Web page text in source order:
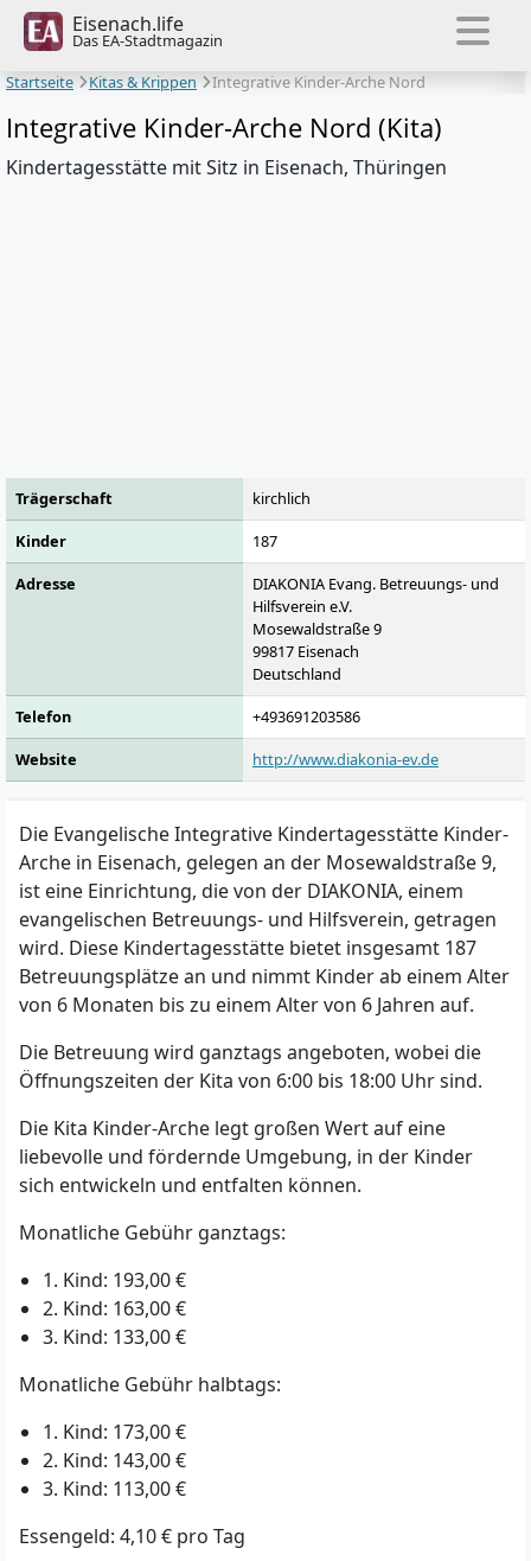
Eisenach.life
Das EA-Stadtmagazin
Startseite
Kitas & Krippen Integrative Kinder-Arche Nord
Integrative Kinder-Arche Nord (Kita)
Kindertagesstätte mit Sitz in Eisenach, Thüringen
Trägerschaft
kirchlich
Kinder
187
Adresse
DIAKONIA Evang. Betreuungs- und
Hilfsverein e.V.
Mosewaldstraße 9
99817 Eisenach
Deutschland
Telefon
+493691203586
Website
http://www.diakonia-ev.de
Die Evangelische Integrative Kindertagesstätte Kinder-
Arche in Eisenach, gelegen an der Mosewaldstraße 9,
ist eine Einrichtung, die von der DIAKONIA, einem
evangelischen Betreuungs- und Hilfsverein, getragen
wird. Diese Kindertagesstätte bietet insgesamt 187
Betreuungsplätze an und nimmt Kinder ab einem Alter
von 6 Monaten bis zu einem Alter von 6 Jahren auf.
Die Betreuung wird ganztags angeboten, wobei die
Öffnungszeiten der Kita von 6:00 bis 18:00 Uhr sind.
Die Kita Kinder-Arche legt großen Wert auf eine
liebevolle und fördernde Umgebung, in der Kinder
sich entwickeln und entfalten können.
Monatliche Gebühr ganztags:
1. Kind: 193,00 €
2. Kind: 163,00 €
3. Kind: 133,00 €
Monatliche Gebühr halbtags:
1. Kind: 173,00 €
2. Kind: 143,00 €
3. Kind: 113,00 €
Essengeld: 4,10 € pro Tag